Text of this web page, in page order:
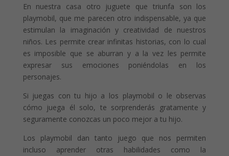
En nuestra casa otro juguete que triunfa son los
playmobil, que me parecen otro indispensable, ya que
estimulan la imaginación y creatividad de nuestros
niños. Les permite crear infinitas historias, con lo cual
es imposible que se aburran y a la vez les permite
expresar sus emociones poniéndolas en los
personajes.
Si juegas con tu hijo a los playmobil o le observas
cómo juega él solo, te sorprenderás gratamente y
seguramente conozcas un poco mejor a tu hijo.
Los playmobil dan tanto juego que nos permiten
incluso aprender otras habilidades como la